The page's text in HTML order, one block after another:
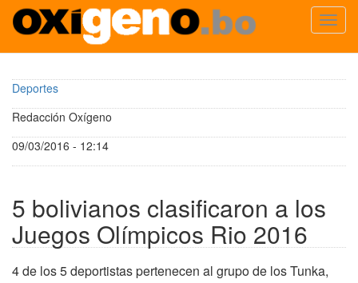
contenido
principal
Deportes
Redacción Oxígeno
09/03/2016 - 12:14
5 bolivianos clasificaron a los
Juegos Olímpicos Rio 2016
4 de los 5 deportistas pertenecen al grupo de los Tunka,